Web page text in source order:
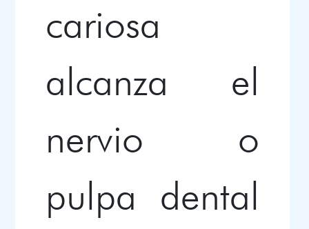
cariosa
alcanza el
nervio o
pulpa dental